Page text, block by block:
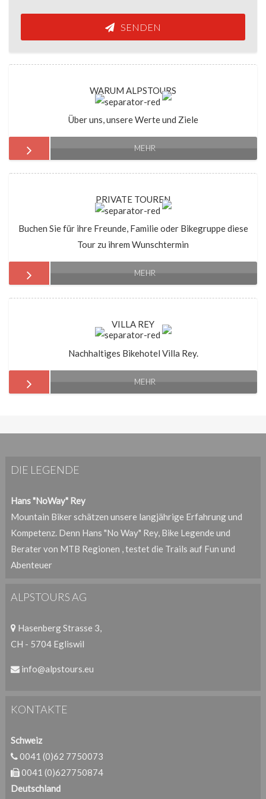
SENDEN
WARUM ALPSTOURS
Über uns, unsere Werte und Ziele
MEHR
PRIVATE TOUREN
Buchen Sie für ihre Freunde, Familie oder Bikegruppe diese
Tour zu ihrem Wunschtermin
MEHR
VILLA REY
Nachhaltiges Bikehotel Villa Rey.
MEHR
DIE LEGENDE
Hans "NoWay" Rey
Mountain Biker schätzen unsere langjährige Erfahrung und
Kompetenz. Denn Hans "No Way" Rey, Bike Legende und
Berater von MTB Regionen , testet die Trails auf Fun und
Abenteuer
ALPSTOURS AG
Hasenberg Strasse 3,
CH - 5704 Egliswil
info@alpstours.eu
KONTAKTE
Schweiz
0041 (0)62 7750073
0041 (0)627750874
Deutschland